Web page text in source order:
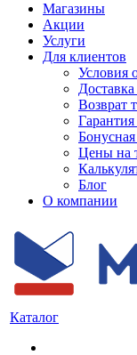
Магазины
Акции
Услуги
Для клиентов
Условия
Доставка
Возврат
Бонусная
Цены на
Блог
О компании
Каталог